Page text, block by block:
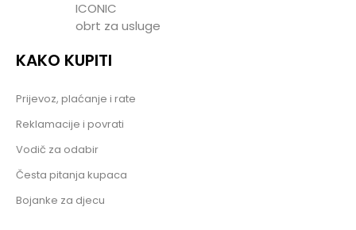
ICONIC
obrt za usluge
KAKO KUPITI
Prijevoz, plaćanje i rate
Reklamacije i povrati
Vodič za odabir
Česta pitanja kupaca
Bojanke za djecu